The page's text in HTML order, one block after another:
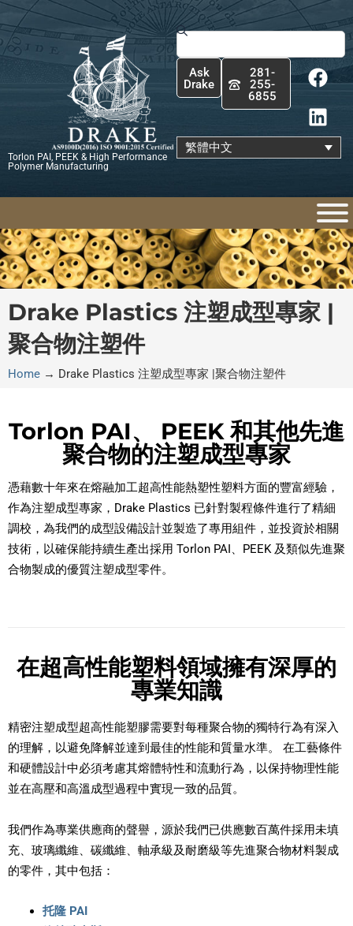
跳
至
主
Torlon PAI, PEEK & High Performance
Polymer Manufacturing
搜
尋
Ask
Drake
281-
255-
6855
F
a
c
e
b
o
k
L
i
n
k
e
d
n
繁體中文
Drake Plastics 注塑成型專家 |
聚合物注塑件
Home → Drake Plastics 注塑成型專家 |聚合物注塑件
Torlon PAI、 PEEK 和其他先進
聚合物的注塑成型專家
憑藉數十年來在熔融加工超高性能熱塑性塑料方面的豐富經驗，
作為注塑成型專家，Drake Plastics 已針對製程條件進行了精細
調校，為我們的成型設備設計並製造了專用組件，並投資於相關
技術，以確保能持續生產出採用 Torlon PAI、PEEK 及類似先進聚
合物製成的優質注塑成型零件。
在超高性能塑料領域擁有深厚的
專業知識
精密注塑成型超高性能塑膠需要對每種聚合物的獨特行為有深入
的理解，以避免降解並達到最佳的性能和質量水準。 在工藝條件
和硬體設計中必須考慮其熔體特性和流動行為，以保持物理性能
並在高壓和高溫成型過程中實現一致的品質。
我們作為專業供應商的聲譽，源於我們已供應數百萬件採用未填
充、玻璃纖維、碳纖維、軸承級及耐磨級等先進聚合物材料製成
的零件，其中包括：
托隆 PAI